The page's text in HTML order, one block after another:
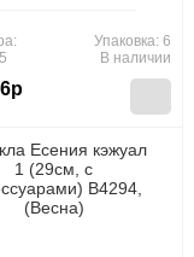
Упаковка: 6
В наличии